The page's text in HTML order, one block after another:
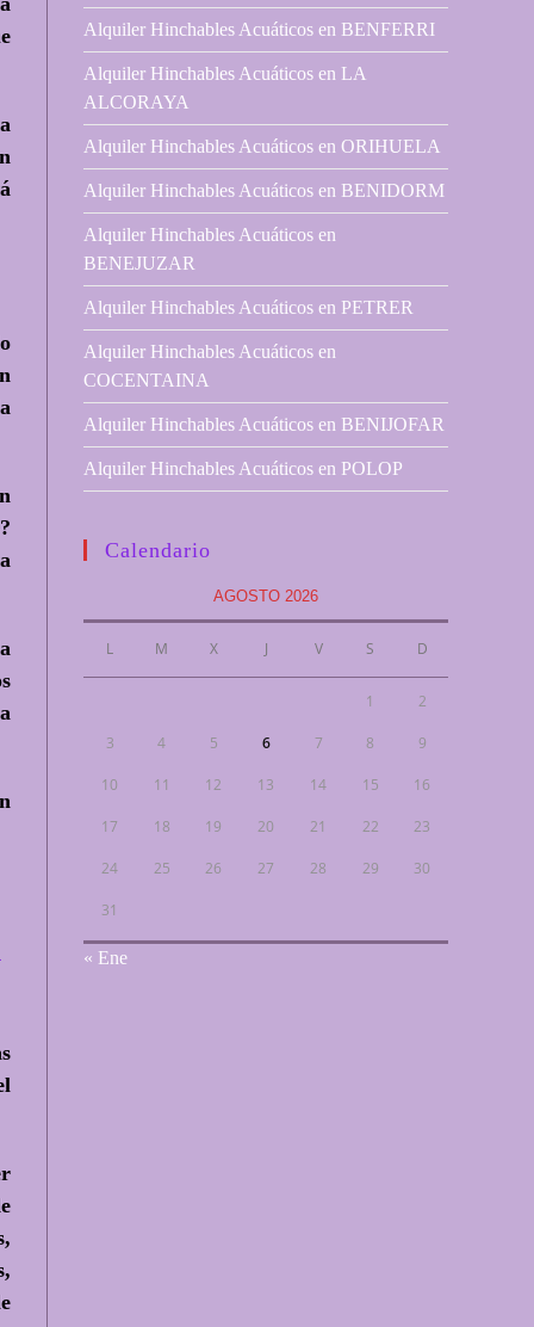
Alquiler Hinchables Acuáticos en BENFERRI
Alquiler Hinchables Acuáticos en LA
ALCORAYA
Alquiler Hinchables Acuáticos en ORIHUELA
Alquiler Hinchables Acuáticos en BENIDORM
Alquiler Hinchables Acuáticos en
BENEJUZAR
Alquiler Hinchables Acuáticos en PETRER
Alquiler Hinchables Acuáticos en
COCENTAINA
Alquiler Hinchables Acuáticos en BENIJOFAR
Alquiler Hinchables Acuáticos en POLOP
Calendario
AGOSTO 2026
L M X J V S D
1 2
3 4 5 6 7 8 9
10 11 12 13 14 15 16
17 18 19 20 21 22 23
24 25 26 27 28 29 30
31
« Ene